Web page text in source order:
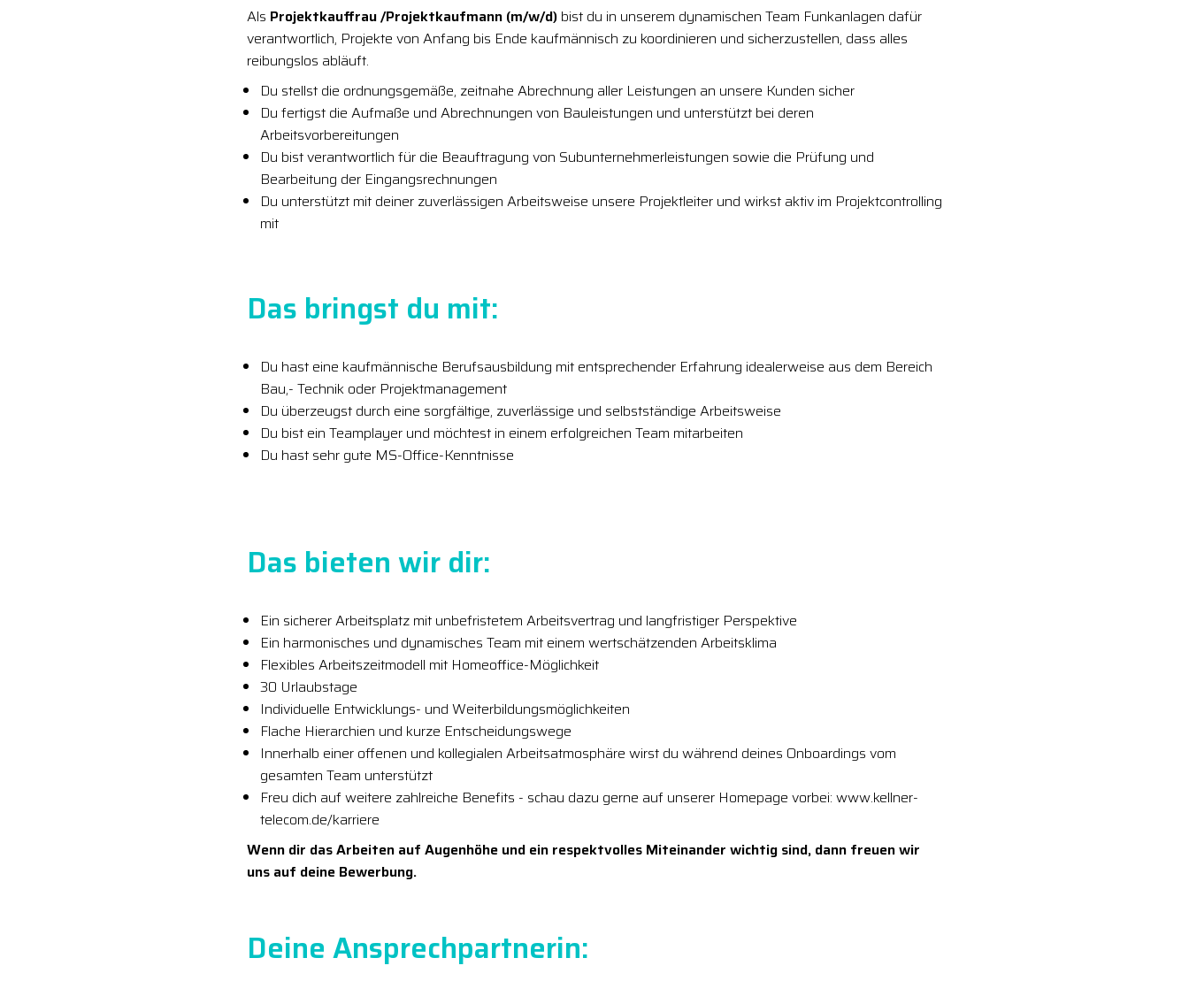
Als Projektkauffrau /Projektkaufmann (m/w/d) bist du in unserem dynamischen Team Funkanlagen dafür
verantwortlich, Projekte von Anfang bis Ende kaufmännisch zu koordinieren und sicherzustellen, dass alles
reibungslos abläuft.
Du stellst die ordnungsgemäße, zeitnahe Abrechnung aller Leistungen an unsere Kunden sicher
Du fertigst die Aufmaße und Abrechnungen von Bauleistungen und unterstützt bei deren
Arbeitsvorbereitungen
Du bist verantwortlich für die Beauftragung von Subunternehmerleistungen sowie die Prüfung und
Bearbeitung der Eingangsrechnungen
Du unterstützt mit deiner zuverlässigen Arbeitsweise unsere Projektleiter und wirkst aktiv im Projektcontrolling
mit
Das bringst du mit:
Du hast eine kaufmännische Berufsausbildung mit entsprechender Erfahrung idealerweise aus dem Bereich
Bau,- Technik oder Projektmanagement
Du überzeugst durch eine sorgfältige, zuverlässige und selbstständige Arbeitsweise
Du bist ein Teamplayer und möchtest in einem erfolgreichen Team mitarbeiten
Du hast sehr gute MS-Office-Kenntnisse
Das bieten wir dir:
Ein sicherer Arbeitsplatz mit unbefristetem Arbeitsvertrag und langfristiger Perspektive
Ein harmonisches und dynamisches Team mit einem wertschätzenden Arbeitsklima
Flexibles Arbeitszeitmodell mit Homeoffice-Möglichkeit
30 Urlaubstage
Individuelle Entwicklungs- und Weiterbildungsmöglichkeiten
Flache Hierarchien und kurze Entscheidungswege
Innerhalb einer offenen und kollegialen Arbeitsatmosphäre wirst du während deines Onboardings vom
gesamten Team unterstützt
Freu dich auf weitere zahlreiche Benefits - schau dazu gerne auf unserer Homepage vorbei: www.kellner-
telecom.de/karriere
Wenn dir das Arbeiten auf Augenhöhe und ein respektvolles Miteinander wichtig sind, dann freuen wir
uns auf deine Bewerbung.
Deine Ansprechpartnerin: